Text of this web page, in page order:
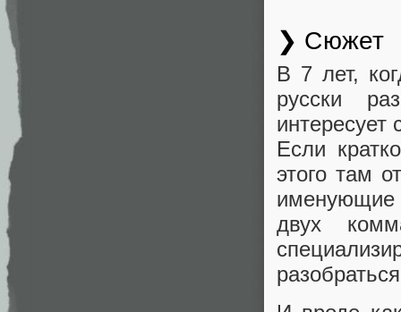
❯ Сюжет
В 7 лет,
русски
Если
этого там
именующие
двух